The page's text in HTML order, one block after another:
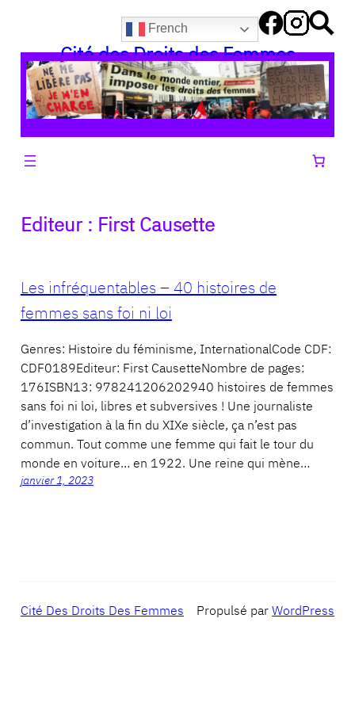
contenu
French
Cité des Droits des Femmes
Editeur : First Causette
Les infréquentables – 40 histoires de
femmes sans foi ni loi
Genres: Histoire du féminisme, InternationalCode CDF:
CDF0189Editeur: First CausetteNombre de pages:
176ISBN13: 978241206202940 histoires de femmes
sans foi ni loi, libres et subversives ! Une journaliste
d’investigation à la fin du XIXe siècle, ça n’est pas
commun. Tout comme une femme qui fait le tour du
monde en voiture… en 1922. Une reine qui mène…
janvier 1, 2023
Cité Des Droits Des Femmes Propulsé parWordPress